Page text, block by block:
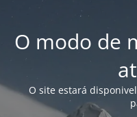
O modo de
O site estará